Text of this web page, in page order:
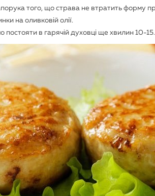
того, що страва не втратить форму
на оливковій олії.
постояти в гарячій духовці ще хвилин 10-15.